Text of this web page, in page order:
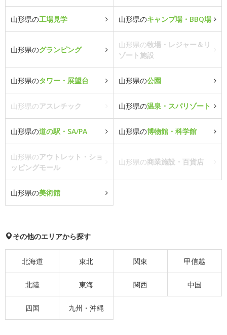
山形県の工場見学 山形県のキャンプ場・BBQ場
山形県のグランピング
山形県の牧場・レジャー＆リ
ゾート施設
山形県のタワー・展望台 山形県の公園
山形県のアスレチック 山形県の温泉・スパリゾート
山形県の道の駅・SA/PA 山形県の博物館・科学館
山形県のアウトレット・ショ
ッピングモール
山形県の商業施設・百貨店
山形県の美術館
その他のエリアから探す
北海道 東北 関東 甲信越
北陸 東海 関西 中国
四国 九州・沖縄